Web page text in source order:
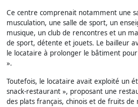
Ce centre comprenait notamment une
musculation, une salle de sport, un
musique, un club de rencontres et un
de sport, détente et jouets. Le bailleur
le locataire à prolonger le bâtiment
».
Toutefois, le locataire avait exploité un
snack-restaurant », proposant une
des plats français, chinois et de fruits de